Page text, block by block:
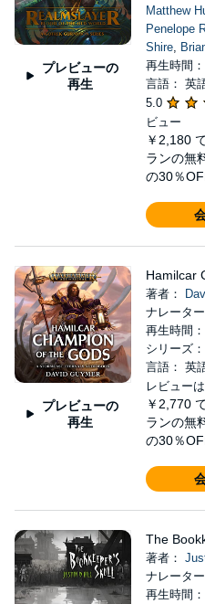
プレビューの
再生
Matthew
Penelope
Shire,
再生時間
言語： 英
5.0
ビュー
￥2,180
ランの無
の30％
プレビューの
再生
Hamilcar
著者：
ナレーター
再生時間
シリーズ：
言語： 英
レビュー
￥2,770
ランの無
の30％
The
著者：
ナレーター
再生時間